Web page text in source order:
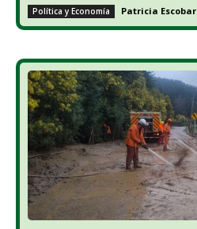
Política y Economía Patricia Escobar